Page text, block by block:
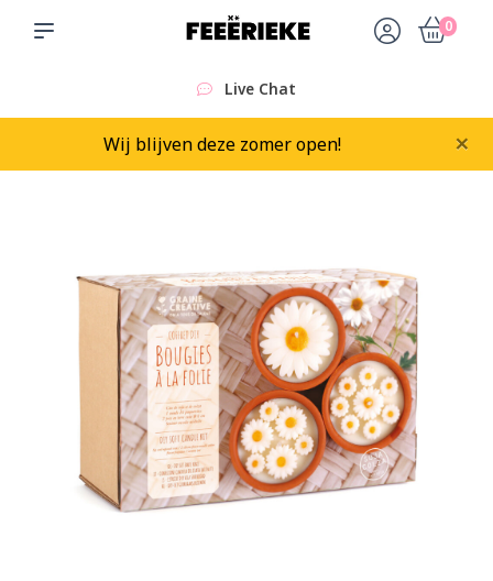
0
Live Chat
Wij blijven deze zomer open! ×